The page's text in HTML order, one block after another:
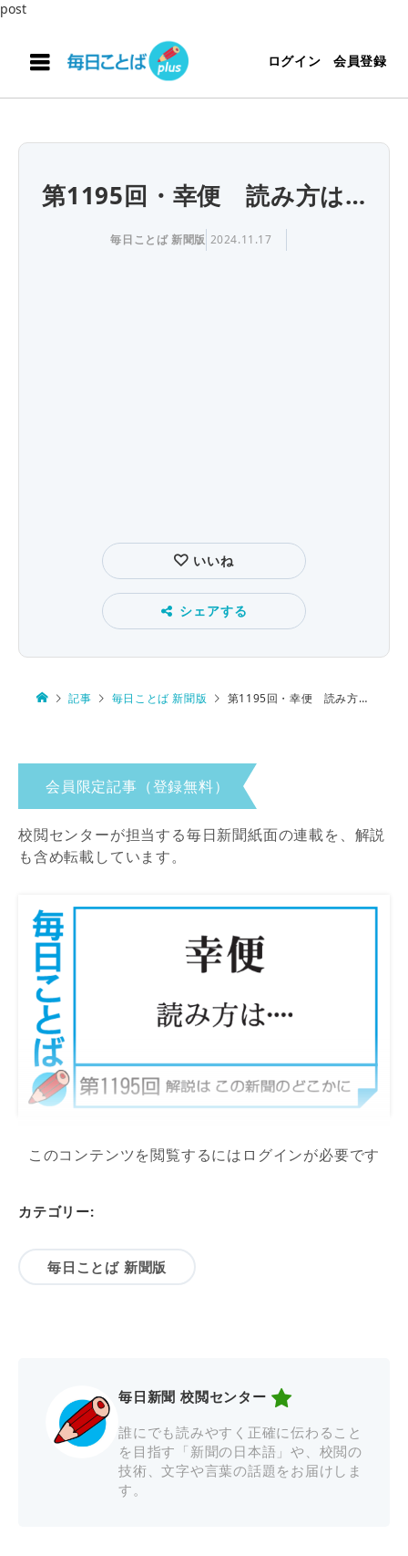
post
ログイン 会員登録
第1195回・幸便 読み方は…
毎日ことば 新聞版 2024.11.17
いいね
シェアする
記事 毎日ことば 新聞版 第1195回・幸便 読み方は…
会員限定記事（登録無料）
校閲センターが担当する毎日新聞紙面の連載を、解説
も含め転載しています。
このコンテンツを閲覧するにはログインが必要です
カテゴリー:
毎日ことば 新聞版
毎日新聞 校閲センター
誰にでも読みやすく正確に伝わること
を目指す「新聞の日本語」や、校閲の
技術、文字や言葉の話題をお届けしま
す。